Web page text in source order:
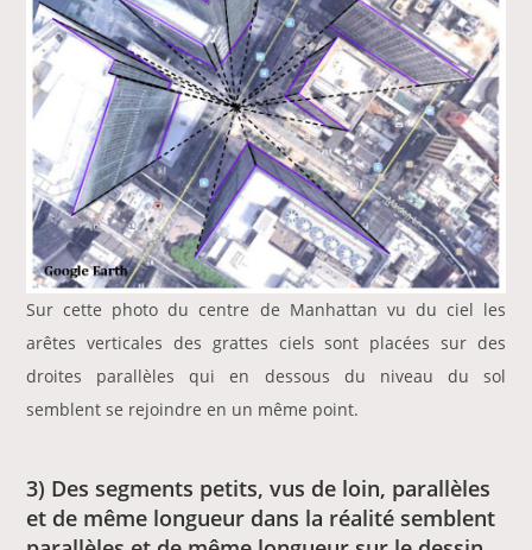
Sur cette photo du centre de Manhattan vu du ciel les
arêtes verticales des grattes ciels sont placées sur des
droites parallèles qui en dessous du niveau du sol
semblent se rejoindre en un même point.
3) Des segments petits, vus de loin, parallèles
et de même longueur dans la réalité semblent